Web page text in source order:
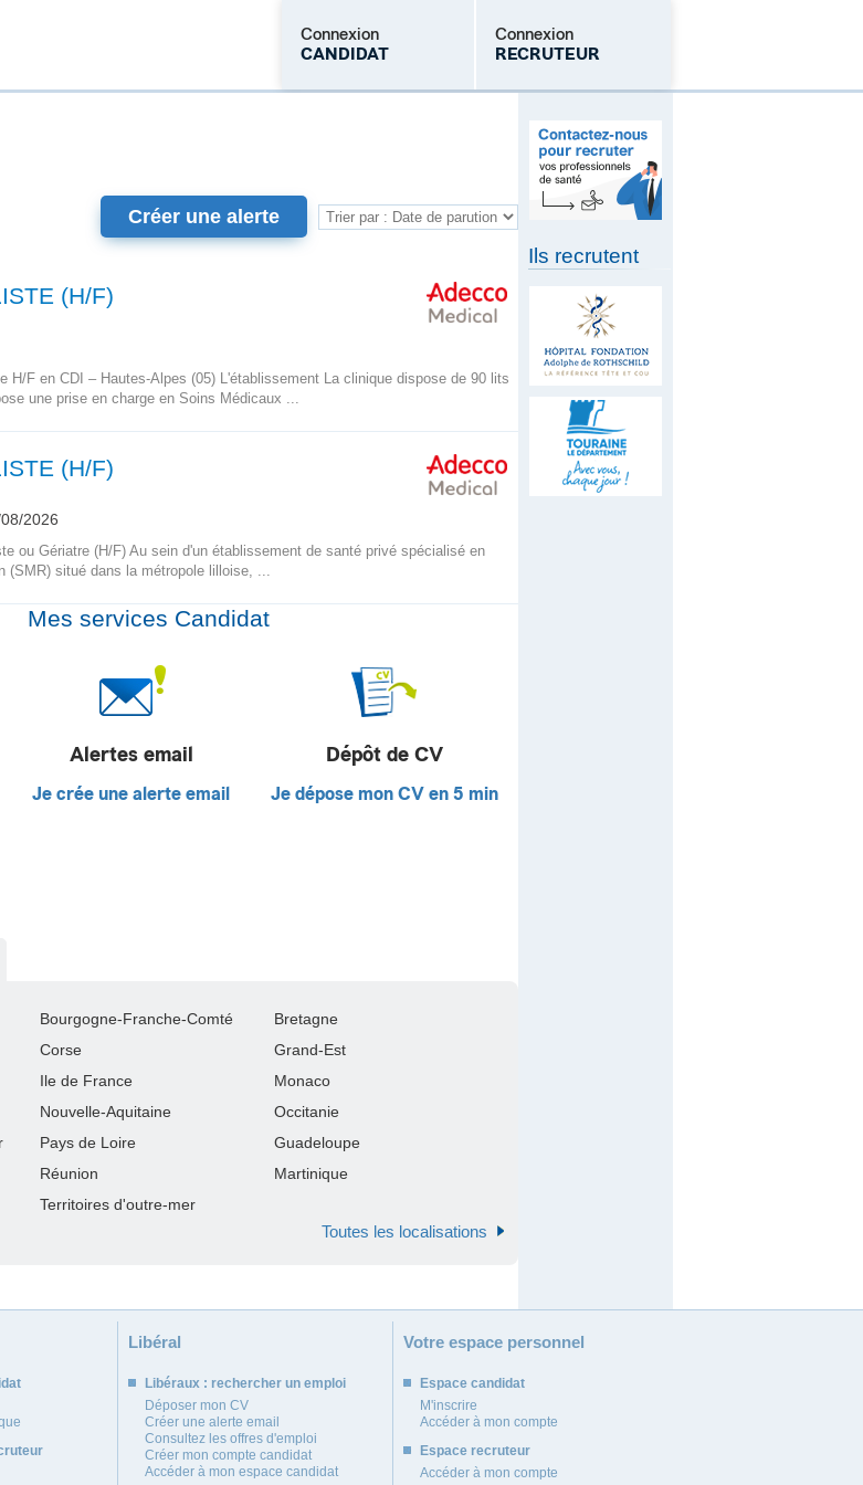
Connexion
CANDIDAT
Connexion
RECRUTEUR
Mot de passe oublié
Créer une alerte
(H/F)
H/F en CDI – Hautes-Alpes (05) L'établissement La clinique dispose de 90 lits
une prise en charge en Soins Médicaux ...
(H/F)
2026
ou Gériatre (H/F) Au sein d'un établissement de santé privé spécialisé en
(SMR) situé dans la métropole lilloise, ...
Mes services Candidat
Alertes email
Je crée une alerte email
Dépôt de CV
Je dépose mon CV en 5 min
Bourgogne-Franche-Comté
Bretagne
Corse
Grand-Est
Ile de France
Monaco
Nouvelle-Aquitaine
Occitanie
Pays de Loire
Guadeloupe
Réunion
Martinique
Territoires d'outre-mer
Toutes les localisations
Ils recrutent
Libéral
Libéraux : rechercher un emploi
Déposer mon CV
Créer une alerte email
Consultez les offres d'emploi
Créer mon compte candidat
Accéder à mon espace candidat
Votre espace personnel
Espace candidat
M'inscrire
Accéder à mon compte
Espace recruteur
Accéder à mon compte